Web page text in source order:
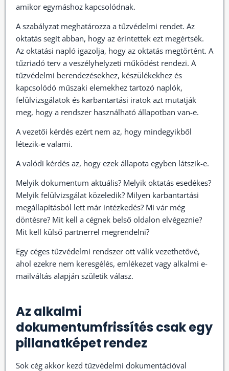
amikor egymáshoz kapcsolódnak.
A szabályzat meghatározza a tűzvédelmi rendet. Az
oktatás segít abban, hogy az érintettek ezt megértsék.
Az oktatási napló igazolja, hogy az oktatás megtörtént. A
tűzriadó terv a veszélyhelyzeti működést rendezi. A
tűzvédelmi berendezésekhez, készülékekhez és
kapcsolódó műszaki elemekhez tartozó naplók,
felülvizsgálatok és karbantartási iratok azt mutatják
meg, hogy a rendszer használható állapotban van-e.
A vezetői kérdés ezért nem az, hogy mindegyikből
létezik-e valami.
A valódi kérdés az, hogy ezek állapota egyben látszik-e.
Melyik dokumentum aktuális? Melyik oktatás esedékes?
Melyik felülvizsgálat közeledik? Milyen karbantartási
megállapításból lett már intézkedés? Mi vár még
döntésre? Mit kell a cégnek belső oldalon elvégeznie?
Mit kell külső partnerrel megrendelni?
Egy céges tűzvédelmi rendszer ott válik vezethetővé,
ahol ezekre nem keresgélés, emlékezet vagy alkalmi e-
mailváltás alapján születik válasz.
Az alkalmi
dokumentumfrissítés csak egy
pillanatképet rendez
Sok cég akkor kezd tűzvédelmi dokumentációval